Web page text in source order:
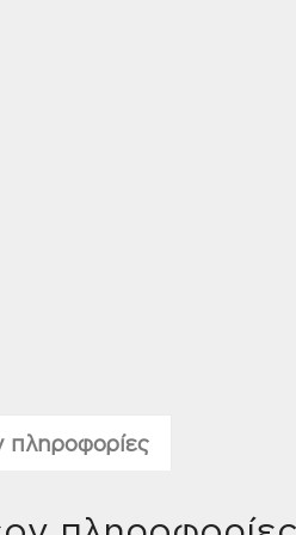
πληροφορίες